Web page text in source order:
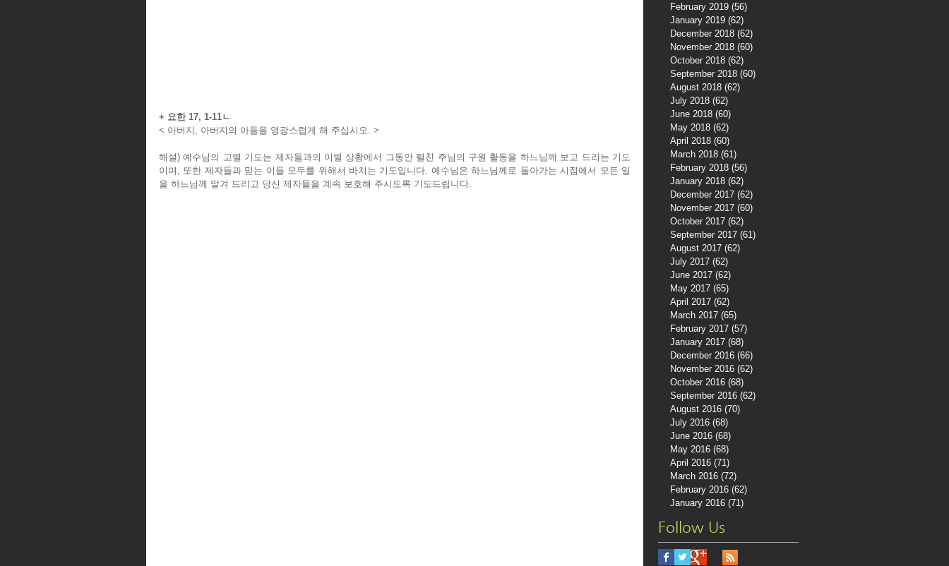
February 2019 (56)
January 2019 (62)
December 2018 (62)
November 2018 (60)
October 2018 (62)
September 2018 (60)
August 2018 (62)
July 2018 (62)
June 2018 (60)
May 2018 (62)
April 2018 (60)
March 2018 (61)
February 2018 (56)
January 2018 (62)
December 2017 (62)
November 2017 (60)
October 2017 (62)
September 2017 (61)
August 2017 (62)
July 2017 (62)
June 2017 (62)
May 2017 (65)
April 2017 (62)
March 2017 (65)
February 2017 (57)
January 2017 (68)
December 2016 (66)
November 2016 (62)
October 2016 (68)
September 2016 (62)
August 2016 (70)
July 2016 (68)
June 2016 (68)
May 2016 (68)
April 2016 (71)
March 2016 (72)
February 2016 (62)
January 2016 (71)
Follow Us
+ 요한 17, 1-11ㄴ
< 아버지, 아버지의 아들을 영광스럽게 해 주십시오. >
해설) 예수님의 고별 기도는 제자들과의 이별 상황에서 그동안 펼친 주님의 구원 활동을 하느님께 보고 드리는 기도
이며, 또한 제자들과 믿는 이들 모두를 위해서 바치는 기도입니다. 예수님은 하느님께로 돌아가는 시점에서 모든 일
을 하느님께 맡겨 드리고 당신 제자들을 계속 보호해 주시도록 기도드립니다.